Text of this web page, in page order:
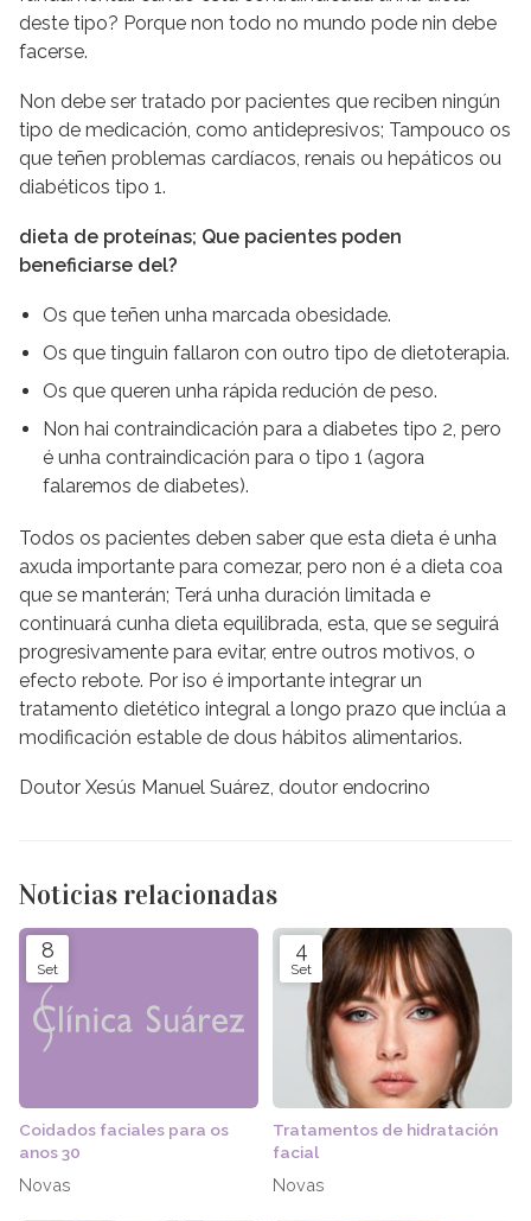
deste tipo? Porque non todo no mundo pode nin debe
facerse.
Non debe ser tratado por pacientes que reciben ningún
tipo de medicación, como antidepresivos; Tampouco os
que teñen problemas cardíacos, renais ou hepáticos ou
diabéticos tipo 1.
dieta de proteínas; Que pacientes poden
beneficiarse del?
Os que teñen unha marcada obesidade.
Os que tinguin fallaron con outro tipo de dietoterapia.
Os que queren unha rápida redución de peso.
Non hai contraindicación para a diabetes tipo 2, pero
é unha contraindicación para o tipo 1 (agora
falaremos de diabetes).
Todos os pacientes deben saber que esta dieta é unha
axuda importante para comezar, pero non é a dieta coa
que se manterán; Terá unha duración limitada e
continuará cunha dieta equilibrada, esta, que se seguirá
progresivamente para evitar, entre outros motivos, o
efecto rebote. Por iso é importante integrar un
tratamento dietético integral a longo prazo que inclúa a
modificación estable de dous hábitos alimentarios.
Doutor Xesús Manuel Suárez, doutor endocrino
Noticias relacionadas
8
Set
Coidados faciales para os
anos 30
Novas
4
Set
Tratamentos de hidratación
facial
Novas